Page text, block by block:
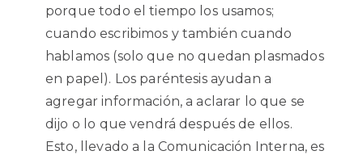
porque todo el tiempo los usamos;
cuando escribimos y también cuando
hablamos (solo que no quedan plasmados
en papel). Los paréntesis ayudan a
agregar información, a aclarar lo que se
dijo o lo que vendrá después de ellos.
Esto, llevado a la Comunicación Interna, es